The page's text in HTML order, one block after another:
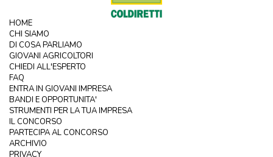
HOME
CHI SIAMO
DI COSA PARLIAMO
GIOVANI AGRICOLTORI
CHIEDI ALL'ESPERTO
FAQ
ENTRA IN GIOVANI IMPRESA
BANDI E OPPORTUNITA'
STRUMENTI PER LA TUA IMPRESA
IL CONCORSO
PARTECIPA AL CONCORSO
ARCHIVIO
PRIVACY